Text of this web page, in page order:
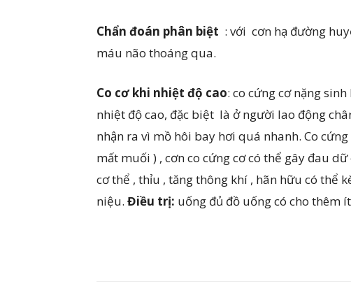
Chẩn đoán phân biệt : với cơn hạ đường
máu não thoáng qua.
Co cơ khi nhiệt độ cao: co cứng cơ nặng
nhiệt độ cao, đặc biệt là ở người lao động
nhận ra vì mồ hôi bay hơi quá nhanh. Co
mất muối ) , cơn co cứng cơ có thể gây đau
cơ thể , thỉu , tăng thông khí , hãn hữu có thể
niệu. Điều trị: uống đủ đồ uống có cho thêm